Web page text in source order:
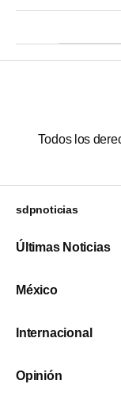
Todos los
sdpnoticias
Últimas Noticias
México
Internacional
Opinión